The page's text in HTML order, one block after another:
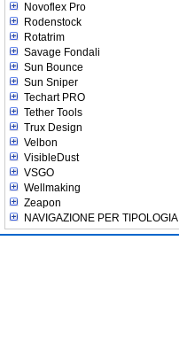
Novoflex Pro
Rodenstock
Rotatrim
Savage Fondali
Sun Bounce
Sun Sniper
Techart PRO
Tether Tools
Trux Design
Velbon
VisibleDust
VSGO
Wellmaking
Zeapon
NAVIGAZIONE PER TIPOLOGIA